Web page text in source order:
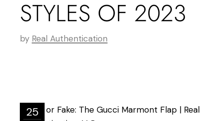
STYLES OF 2023
by Real Authentication
25